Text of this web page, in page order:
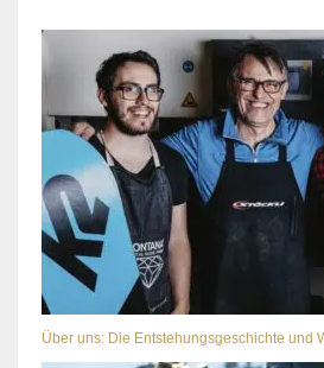
Über uns: Die Entstehungsgeschichte und